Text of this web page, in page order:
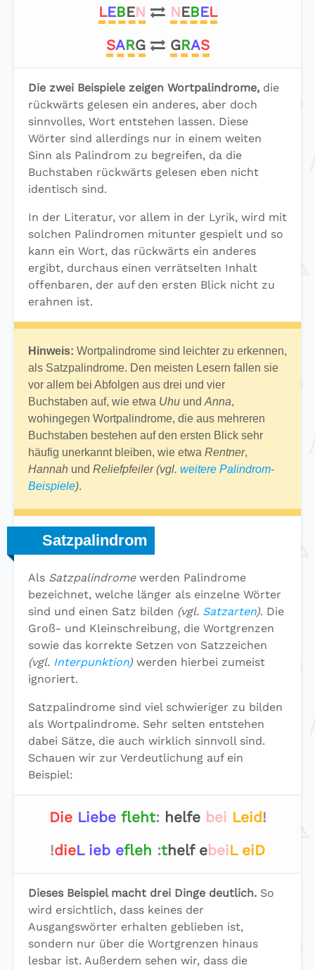
LEBEN NEBEL
SARG GRAS
Die zwei Beispiele zeigen Wortpalindrome, die
rückwärts gelesen ein anderes, aber doch
sinnvolles, Wort entstehen lassen. Diese
Wörter sind allerdings nur in einem weiten
Sinn als Palindrom zu begreifen, da die
Buchstaben rückwärts gelesen eben nicht
identisch sind.
In der Literatur, vor allem in der Lyrik, wird mit
solchen Palindromen mitunter gespielt und so
kann ein Wort, das rückwärts ein anderes
ergibt, durchaus einen verrätselten Inhalt
offenbaren, der auf den ersten Blick nicht zu
erahnen ist.
Hinweis: Wortpalindrome sind leichter zu erkennen,
als Satzpalindrome. Den meisten Lesern fallen sie
vor allem bei Abfolgen aus drei und vier
Buchstaben auf, wie etwa Uhu und Anna,
wohingegen Wortpalindrome, die aus mehreren
Buchstaben bestehen auf den ersten Blick sehr
häufig unerkannt bleiben, wie etwa Rentner,
Hannah und Reliefpfeiler (vgl. weitere Palindrom-
Beispiele).
Satzpalindrom
Als Satzpalindromewerden Palindrome
bezeichnet, welche länger als einzelne Wörter
sind und einen Satz bilden (vgl. Satzarten). Die
Groß- und Kleinschreibung, die Wortgrenzen
sowie das korrekte Setzen von Satzzeichen
(vgl. Interpunktion) werden hierbei zumeist
ignoriert.
Satzpalindrome sind viel schwieriger zu bilden
als Wortpalindrome. Sehr selten entstehen
dabei Sätze, die auch wirklich sinnvoll sind.
Schauen wir zur Verdeutlichung auf ein
Beispiel:
Die Liebe fleht: helfe bei Leid!
!dieL ieb efleh :thelf ebeiL eiD
Dieses Beispiel macht drei Dinge deutlich. So
wird ersichtlich, dass keines der
Ausgangswörter erhalten geblieben ist,
sondern nur über die Wortgrenzen hinaus
lesbar ist. Außerdem sehen wir, dass die